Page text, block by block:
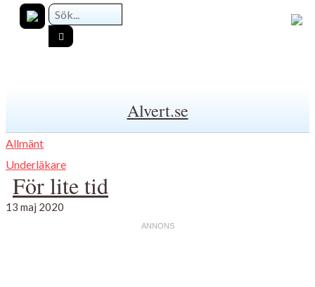
Alvert.se
Allmänt
Underläkare
För lite tid
13 maj 2020